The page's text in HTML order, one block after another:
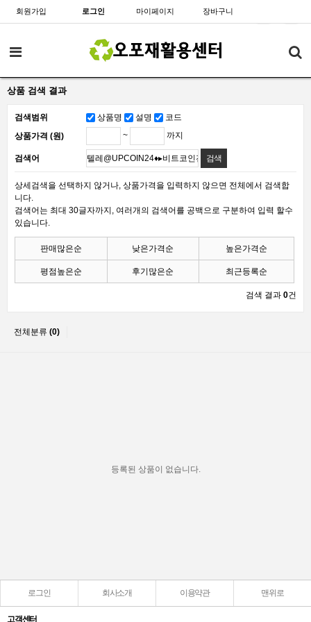
회원가입 로그인 마이페이지 장바구니
상품 검색 결과
검색범위 상품명 설명
코드
상품가격 (원)
~ 까지
검색어
상세검색을 선택하지 않거나, 상품가격을 입력하지 않으면 전체에서 검색합
니다.
검색어는 최대 30글자까지, 여러개의 검색어를 공백으로 구분하여 입력 할수
있습니다.
판매많은순 낮은가격순 높은가격순
평점높은순 후기많은순 최근등록순
검색 결과 0건
전체분류 (0)
등록된 상품이 없습니다.
로그인 회사소개 이용약관 맨위로
고객센터